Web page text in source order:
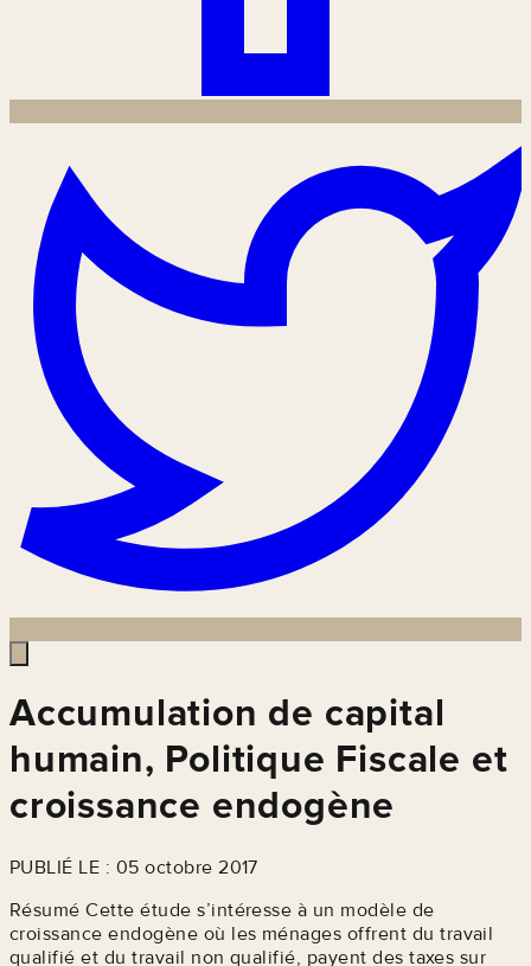
Accumulation de capital
humain, Politique Fiscale et
croissance endogène
PUBLIÉ LE : 05 octobre 2017
Résumé Cette étude s’intéresse à un modèle de
croissance endogène où les ménages offrent du travail
qualifié et du travail non qualifié, payent des taxes sur